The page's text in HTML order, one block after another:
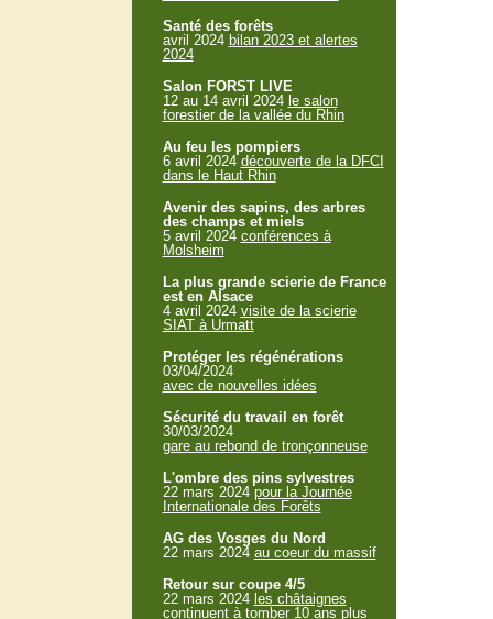
Santé des forêts
avril 2024 bilan 2023 et alertes
2024
Salon FORST LIVE
12 au 14 avril 2024 le salon
forestier de la vallée du Rhin
Au feu les pompiers
6 avril 2024 découverte de la DFCI
dans le Haut Rhin
Avenir des sapins, des arbres
des champs et miels
5 avril 2024 conférences à
Molsheim
La plus grande scierie de France
est en Alsace
4 avril 2024 visite de la scierie
SIAT à Urmatt
Protéger les régénérations
03/04/2024
avec de nouvelles idées
Sécurité du travail en forêt
30/03/2024
gare au rebond de tronçonneuse
L'ombre des pins sylvestres
22 mars 2024 pour la Journée
Internationale des Forêts
AG des Vosges du Nord
22 mars 2024 au coeur du massif
Retour sur coupe 4/5
22 mars 2024 les châtaignes
continuent à tomber 10 ans plus